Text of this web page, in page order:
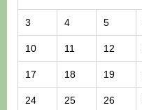
3 4 5
10 11 12
17 18 19
24 25 26